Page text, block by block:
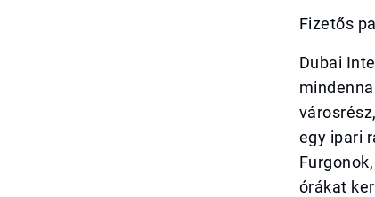
Fizetős
Dubai
egy ipari
órákat